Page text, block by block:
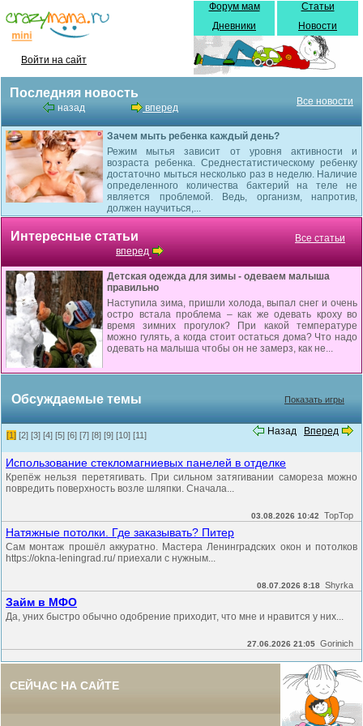
Войти на сайт
Форум мам
Дневники
Статьи
Новости
Последняя новость
назад вперед
Все новости
Зачем мыть ребенка каждый день?
Режим мытья зависит от уровня активности и
возраста ребенка. Среднестатистическому ребенку
достаточно мыться несколько раз в неделю. Наличие
определенного количества бактерий на теле не
является проблемой. Ведь, организм, напротив,
должен научиться,...
Интересные статьи
вперед
Все статьи
Детская одежда для зимы - одеваем малыша
правильно
Наступила зима, пришли холода, выпал снег и очень
остро встала проблема – как же одевать кроху во
время зимних прогулок? При какой температуре
можно гулять, а когда стоит остаться дома? Что надо
одевать на малыша чтобы он не замерз, как не...
Обсуждаемые темы Показать игры
Назад Вперед
[1] [2] [3] [4] [5] [6] [7] [8] [9] [10] [11]
Использование стекломагниевых панелей в отделке
Крепёж нельзя перетягивать. При сильном затягивании самореза можно
повредить поверхность возле шляпки. Сначала...
03.08.2026 10:42 TopTop
Натяжные потолки. Где заказывать? Питер
Сам монтаж прошёл аккуратно. Мастера Ленинградских окон и потолков
https://okna-leningrad.ru/ приехали с нужным...
08.07.2026 8:18 Shyrka
Займ в МФО
Да, уних быстро обычно одобрение приходит, что мне и нравится у них...
27.06.2026 21:05 Gorinich
СЕЙЧАС НА САЙТЕ